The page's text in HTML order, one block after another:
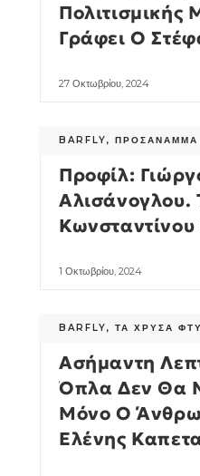
Γράφει Ο
27 Οκτωβρίου, 2024
BARFLY, ΠΡΟΣΆΝΑΜΜΑ
Προφίλ:
Αλισάνογλου.
1 Οκτωβρίου, 2024
BARFLY, ΤΑ ΧΡΥΣΆ
Ασήμαντη
Όπλα Δεν Θα
Μόνο Ο
Ελένης